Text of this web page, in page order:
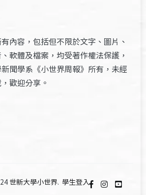
內容，包括但不限於文字、圖片、
軟體及檔案，均受著作權法保護，
聞學系《小世界周報》所有，未經
歡迎分享。
世新大學小世界. 學生登入